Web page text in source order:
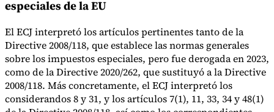
especiales de la EU
El ECJ interpretó los artículos pertinentes tanto de la
Directive 2008/118, que establece las normas generales
sobre los impuestos especiales, pero fue derogada en 2023,
como de la Directive 2020/262, que sustituyó a la Directive
2008/118. Más concretamente, el ECJ interpretó los
considerandos 8 y 31, y los artículos 7(1), 11, 33, 34 y 48(1)